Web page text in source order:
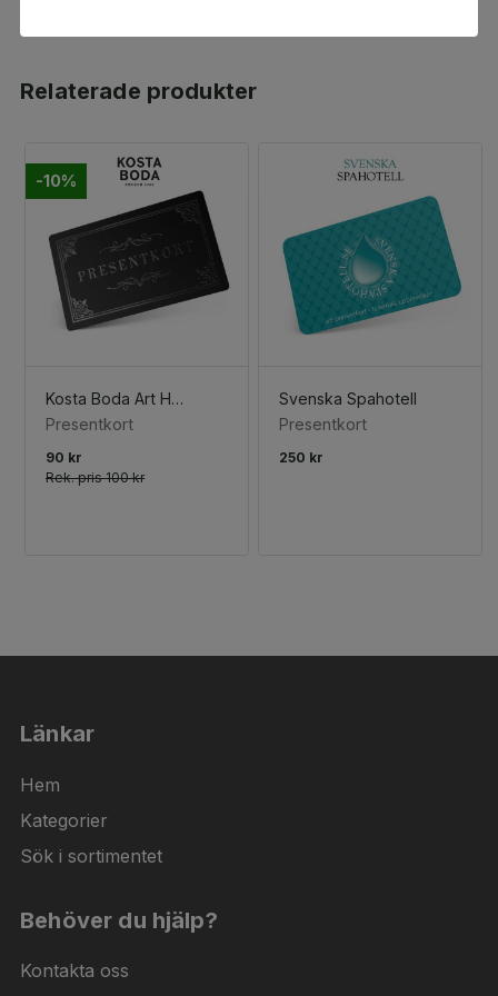
Relaterade produkter
Kosta Boda Art Hotel
Presentkort
90 kr
Rek. pris 100 kr
-10%
Svenska Spahotell
Presentkort
250 kr
Länkar
Hem
Kategorier
Sök i sortimentet
Behöver du hjälp?
Kontakta oss